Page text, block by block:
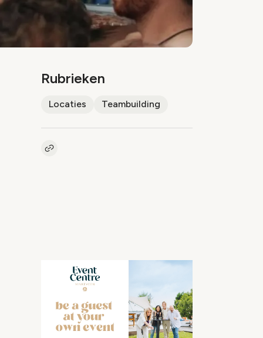
Rubrieken
Locaties Teambuilding
Kopieer link naar artikel